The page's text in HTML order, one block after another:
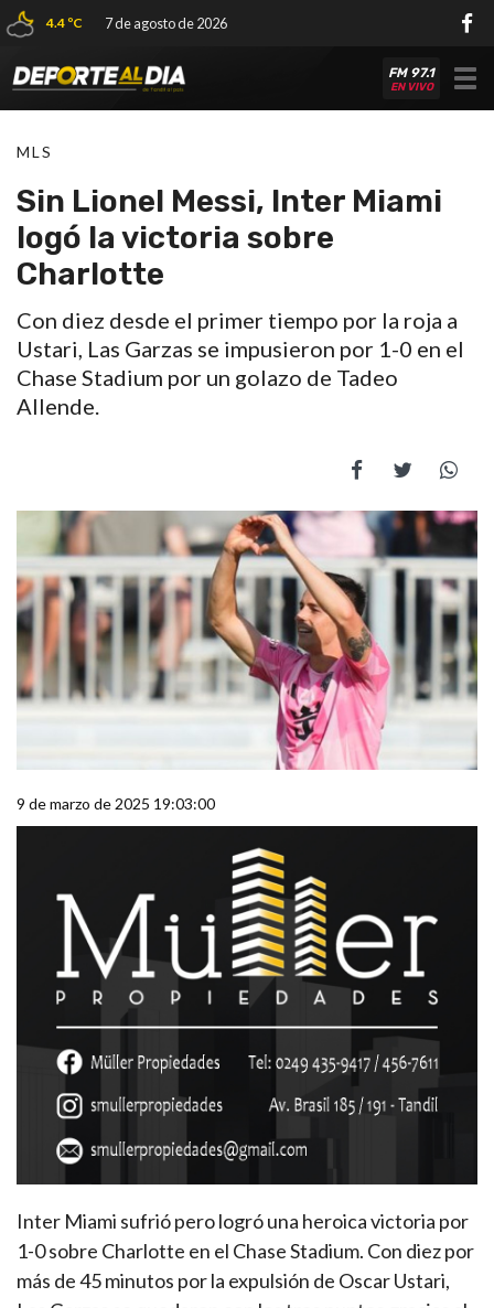
4.4 ºC 7 de agosto de 2026
FM 97.1
EN VIVO
MLS
Sin Lionel Messi, Inter Miami
logó la victoria sobre
Charlotte
Con diez desde el primer tiempo por la roja a
Ustari, Las Garzas se impusieron por 1-0 en el
Chase Stadium por un golazo de Tadeo
Allende.
9 de marzo de 2025 19:03:00
Inter Miami sufrió pero logró una heroica victoria por
1-0 sobre Charlotte en el Chase Stadium. Con diez por
más de 45 minutos por la expulsión de Oscar Ustari,